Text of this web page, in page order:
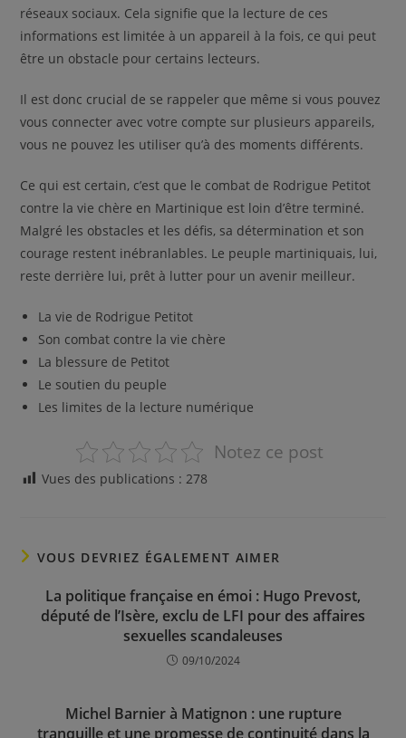
réseaux sociaux. Cela signifie que la lecture de ces
informations est limitée à un appareil à la fois, ce qui peut
être un obstacle pour certains lecteurs.
Il est donc crucial de se rappeler que même si vous pouvez
vous connecter avec votre compte sur plusieurs appareils,
vous ne pouvez les utiliser qu’à des moments différents.
Ce qui est certain, c’est que le combat de Rodrigue Petitot
contre la vie chère en Martinique est loin d’être terminé.
Malgré les obstacles et les défis, sa détermination et son
courage restent inébranlables. Le peuple martiniquais, lui,
reste derrière lui, prêt à lutter pour un avenir meilleur.
La vie de Rodrigue Petitot
Son combat contre la vie chère
La blessure de Petitot
Le soutien du peuple
Les limites de la lecture numérique
Notez ce post
Vues des publications : 278
VOUS DEVRIEZ ÉGALEMENT AIMER
La politique française en émoi : Hugo Prevost,
député de l’Isère, exclu de LFI pour des affaires
sexuelles scandaleuses
09/10/2024
Michel Barnier à Matignon : une rupture
tranquille et une promesse de continuité dans la